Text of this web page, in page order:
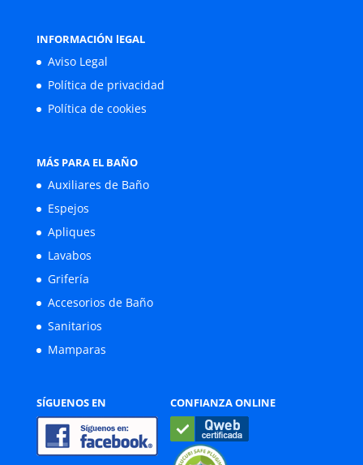
INFORMACIÓN lEGAL
Aviso Legal
Política de privacidad
Política de cookies
MÁS PARA EL BAÑO
Auxiliares de Baño
Espejos
Apliques
Lavabos
Grifería
Accesorios de Baño
Sanitarios
Mamparas
SÍGUENOS EN CONFIANZA ONLINE